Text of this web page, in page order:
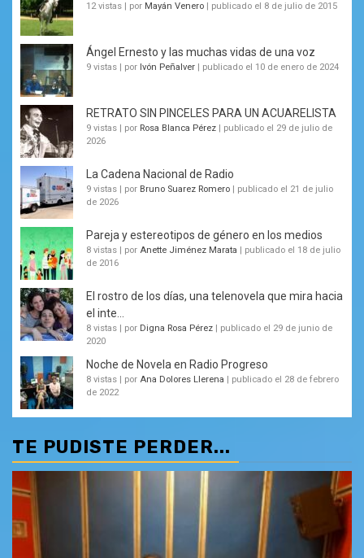
12 vistas por Mayán Venero publicado el 8 de julio de 2015
Ángel Ernesto y las muchas vidas de una voz
9 vistas por Ivón Peñalver publicado el 10 de enero de 2024
RETRATO SIN PINCELES PARA UN ACUARELISTA
9 vistas por Rosa Blanca Pérez
publicado el 29 de julio de
2026
La Cadena Nacional de Radio
9 vistas por Bruno Suarez Romero
publicado el 21 de julio
de 2026
Pareja y estereotipos de género en los medios
8 vistas por Anette Jiménez Marata
publicado el 18 de julio
de 2016
El rostro de los días, una telenovela que mira hacia
el inte...
8 vistas por Digna Rosa Pérez
publicado el 29 de junio de
2020
Noche de Novela en Radio Progreso
8 vistas por Ana Dolores Llerena
publicado el 28 de febrero
de 2022
TE PUDISTE PERDER...